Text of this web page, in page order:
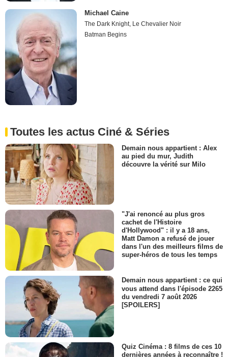
Michael Caine
The Dark Knight, Le Chevalier Noir
Batman Begins
Toutes les actus Ciné & Séries
Demain nous appartient : Alex
au pied du mur, Judith
découvre la vérité sur Milo
"J'ai renoncé au plus gros
cachet de l'Histoire
d'Hollywood" : il y a 18 ans,
Matt Damon a refusé de jouer
dans l'un des meilleurs films de
super-héros de tous les temps
Demain nous appartient : ce qui
vous attend dans l'épisode 2265
du vendredi 7 août 2026
[SPOILERS]
Quiz Cinéma : 8 films de ces 10
dernières années à reconnaître !